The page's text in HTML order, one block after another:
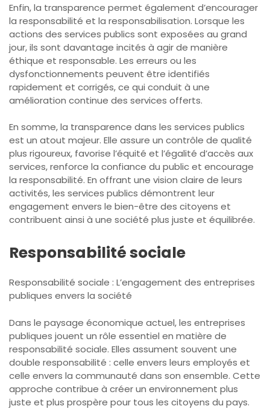
Enfin, la transparence permet également d’encourager
la responsabilité et la responsabilisation. Lorsque les
actions des services publics sont exposées au grand
jour, ils sont davantage incités à agir de manière
éthique et responsable. Les erreurs ou les
dysfonctionnements peuvent être identifiés
rapidement et corrigés, ce qui conduit à une
amélioration continue des services offerts.
En somme, la transparence dans les services publics
est un atout majeur. Elle assure un contrôle de qualité
plus rigoureux, favorise l’équité et l’égalité d’accès aux
services, renforce la confiance du public et encourage
la responsabilité. En offrant une vision claire de leurs
activités, les services publics démontrent leur
engagement envers le bien-être des citoyens et
contribuent ainsi à une société plus juste et équilibrée.
Responsabilité sociale
Responsabilité sociale : L’engagement des entreprises
publiques envers la société
Dans le paysage économique actuel, les entreprises
publiques jouent un rôle essentiel en matière de
responsabilité sociale. Elles assument souvent une
double responsabilité : celle envers leurs employés et
celle envers la communauté dans son ensemble. Cette
approche contribue à créer un environnement plus
juste et plus prospère pour tous les citoyens du pays.